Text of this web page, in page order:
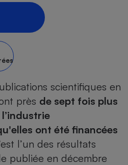
scientifiques en
près de sept fois plus
ont été financées
l’un des résultats
publiée en décembre
bouteille
Petit électroménager -
Lave-linge
Téléviseur
Matelas
Antimoustique